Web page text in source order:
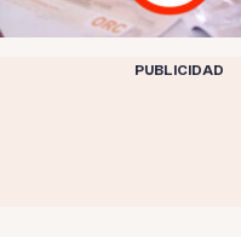
PUBLICIDAD